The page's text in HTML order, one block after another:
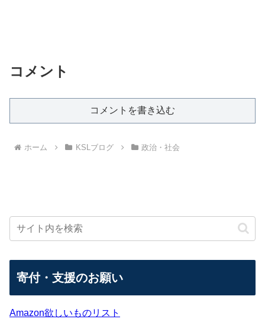
コメント
コメントを書き込む
ホーム KSLブログ 政治・社会
寄付・支援のお願い
Amazon欲しいものリスト